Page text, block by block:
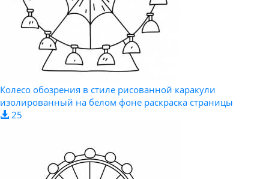
Колесо обозрения в стиле рисованной каракули
изолированный на белом фоне раскраска страницы
25